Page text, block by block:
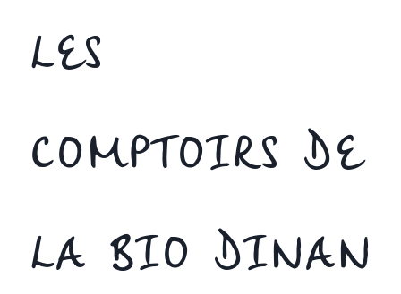
LES
COMPTOIRS DE
LA BIO DINAN